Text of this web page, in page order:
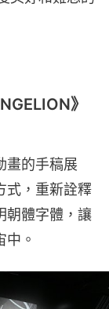
》
畫的手稿展
式，重新詮釋
朝體字體，讓
。